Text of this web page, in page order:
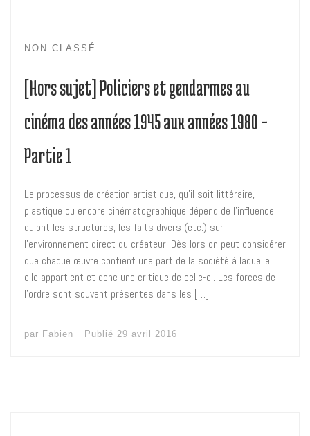
NON CLASSÉ
[Hors sujet] Policiers et gendarmes au
cinéma des années 1945 aux années 1980 –
Partie 1
Le processus de création artistique, qu’il soit littéraire,
plastique ou encore cinématographique dépend de l’influence
qu’ont les structures, les faits divers (etc.) sur
l’environnement direct du créateur. Dès lors on peut considérer
que chaque œuvre contient une part de la société à laquelle
elle appartient et donc une critique de celle-ci. Les forces de
l’ordre sont souvent présentes dans les […]
par Fabien Publié 29 avril 2016